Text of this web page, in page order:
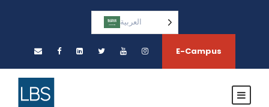
العربية‏
E-Campus